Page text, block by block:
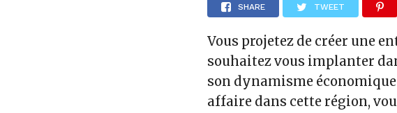
SHARE TWEET
Vous projetez de créer une
souhaitez vous implanter
son dynamisme
affaire dans cette région,